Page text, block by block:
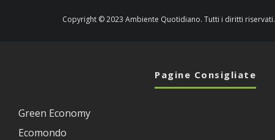
Copyright © 2023 Ambiente Quotidiano. Tutti i diritti riservati.
Pagine Consigliate
Green Economy
Ecomondo